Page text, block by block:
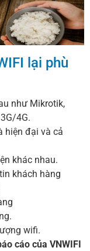
lại phù
như Mikrotik,
4G.
hiện đại và cả
khác nhau.
khách hàng
wifi.
cáo của VNWIFI